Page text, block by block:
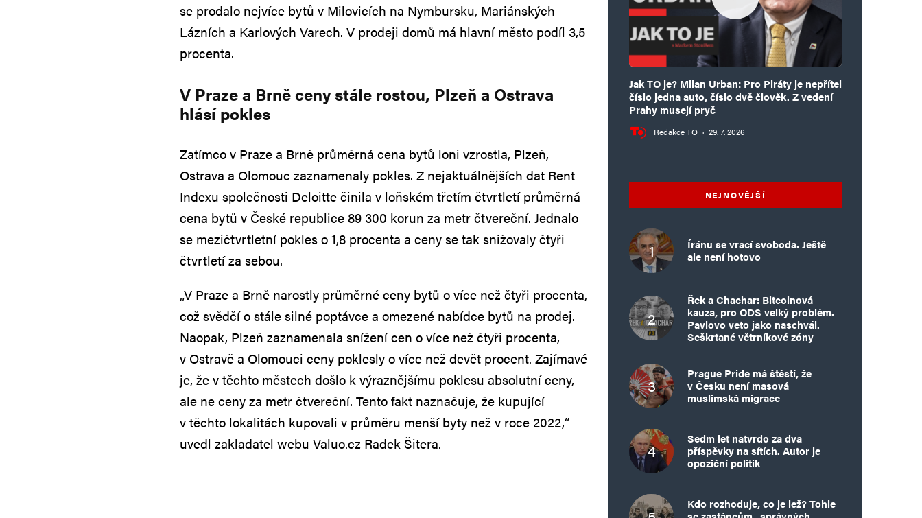
se prodalo nejvíce bytů v Milovicích na Nymbursku, Mariánských
Lázních a Karlových Varech. V prodeji domů má hlavní město podíl 3,5
procenta.
V Praze a Brně ceny stále rostou, Plzeň a Ostrava
hlásí pokles
Zatímco v Praze a Brně průměrná cena bytů loni vzrostla, Plzeň,
Ostrava a Olomouc zaznamenaly pokles. Z nejaktuálnějších dat Rent
Indexu společnosti Deloitte činila v loňském třetím čtvrtletí průměrná
cena bytů v České republice 89 300 korun za metr čtvereční. Jednalo
se mezičtvrtletní pokles o 1,8 procenta a ceny se tak snižovaly čtyři
čtvrtletí za sebou.
„V Praze a Brně narostly průměrné ceny bytů o více než čtyři procenta,
což svědčí o stále silné poptávce a omezené nabídce bytů na prodej.
Naopak, Plzeň zaznamenala snížení cen o více než čtyři procenta,
v Ostravě a Olomouci ceny poklesly o více než devět procent. Zajímavé
je, že v těchto městech došlo k výraznějšímu poklesu absolutní ceny,
ale ne ceny za metr čtvereční. Tento fakt naznačuje, že kupující
v těchto lokalitách kupovali v průměru menší byty než v roce 2022,“
uvedl zakladatel webu Valuo.cz Radek Šitera.
Jak TO je? Milan Urban: Pro Piráty je nepřítel
číslo jedna auto, číslo dvě člověk. Z vedení
Prahy musejí pryč
Redakce TO · 29. 7. 2026
NEJNOVĚJŠÍ
Íránu se vrací svoboda. Ještě
ale není hotovo
Řek a Chachar: Bitcoinová
kauza, pro ODS velký problém.
Pavlovo veto jako naschvál.
Seškrtané větrníkové zóny
Prague Pride má štěstí, že
v Česku není masová
muslimská migrace
Sedm let natvrdo za dva
příspěvky na sítích. Autor je
opoziční politik
Kdo rozhoduje, co je lež? Tohle